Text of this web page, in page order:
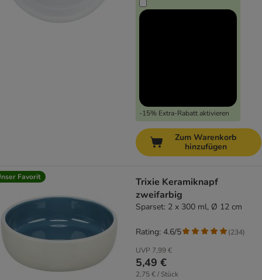
-15% Extra-Rabatt aktivieren
Zum Warenkorb
hinzufügen
Favorit
Trixie Keramiknapf
zweifarbig
Sparset: 2 x 300 ml, Ø 12 cm
UVP 7,99 €
5,49 €
2,75 € / Stück
Rating: 4.6/5 (234)